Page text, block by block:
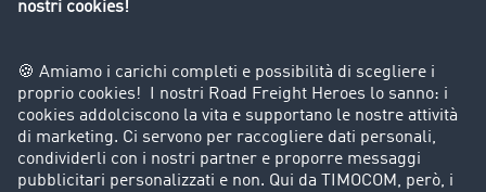
Azienda
Porta un nuovo cliente
Storie di successo